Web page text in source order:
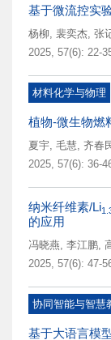
基于微流控实
杨柳, 裴奕杰, 张
2025, 57(6): 22-
材料化学与物理
植物-微生物燃
夏宇, 毛慧, 齐春
2025, 57(6): 36-
纳米纤维素/Li
的应用
冯晓燕, 李江鹏,
2025, 57(6): 47-
协同智能与智慧
基于大语言模